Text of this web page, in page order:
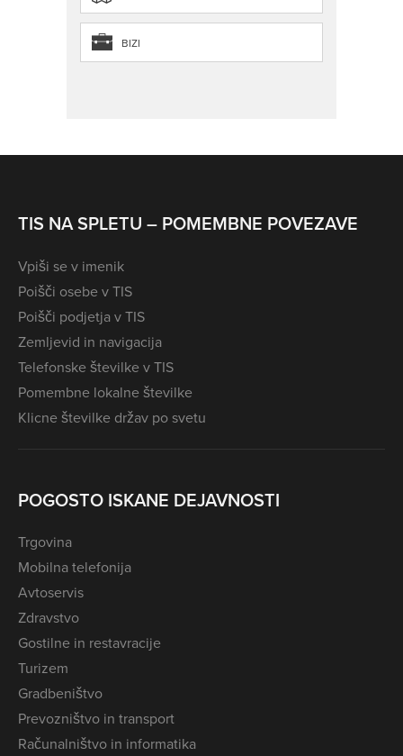
BIZI
TIS NA SPLETU – POMEMBNE POVEZAVE
Vpiši se v imenik
Poišči osebe v TIS
Poišči podjetja v TIS
Zemljevid in navigacija
Telefonske številke v TIS
Pomembne lokalne številke
Klicne številke držav po svetu
POGOSTO ISKANE DEJAVNOSTI
Trgovina
Mobilna telefonija
Avtoservis
Zdravstvo
Gostilne in restavracije
Turizem
Gradbeništvo
Prevozništvo in transport
Računalništvo in informatika